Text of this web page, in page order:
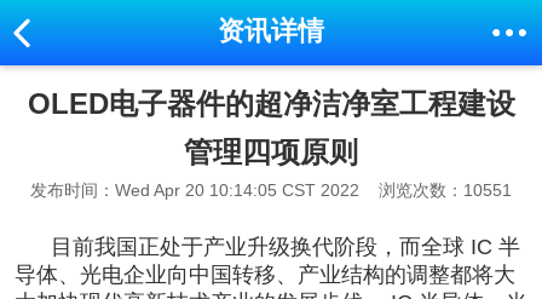
资讯详情
OLED电子器件的超净洁净室工程建设
管理四项原则
发布时间：Wed Apr 20 10:14:05 CST 2022 浏览次数：10551
目前我国正处于产业升级换代阶段，而全球 IC 半
导体、光电企业向中国转移、产业结构的调整都将大